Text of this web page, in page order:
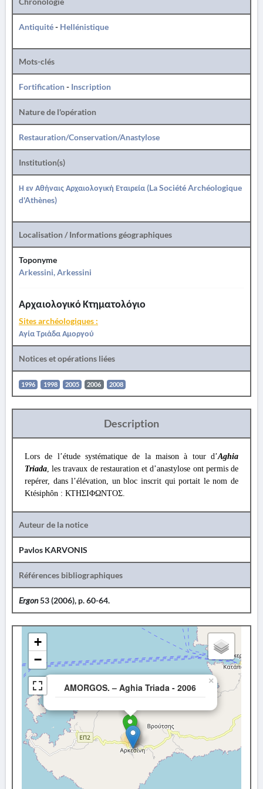
Antiquité- Hellénistique
Mots-clés
Fortification- Inscription
Nature de l'opération
Restauration/Conservation/Anastylose
Institution(s)
Η εν Αθήναις Αρχαιολογική Εταιρεία (La Société Archéologique
d'Athènes)
Localisation / Informations géographiques
Toponyme
Arkessini, Arkessini
Αρχαιολογικό Κτηματολόγιο
Sites archéologiques :
Αγία Τριάδα Αμοργού
Notices et opérations liées
1996 1998 2005 2006 2008
Description
Lors de l’étude systématique de la maison à tour d’Aghia
Triada, les travaux de restauration et d’anastylose ont permis de
repérer, dans l’élévation, un bloc inscrit qui portait le nom de
Ktésiphôn : ΚΤΗΣΙΦΩΝΤΟΣ.
Auteur de la notice
Pavlos KARVONIS
Références bibliographiques
Ergon53 (2006), p. 60-64.
AMORGOS. – Aghia Triada - 2006
×
+
−